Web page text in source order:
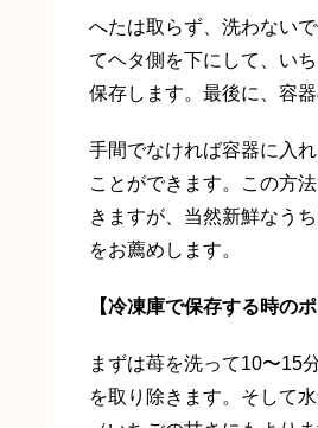
へたは取らず、洗わない
てヘタ側を下にして、い
保存します。最後に、容
手間でなければ容器に入
ことができます。この方
きますが、当然新鮮なう
をお薦めします。
【冷凍庫で保存する時のポ
まずは苺を洗って10〜15
を取り除きます。そして